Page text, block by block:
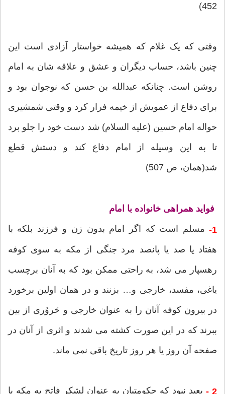
452)
وقتی که یک غلام که همیشه خواستار آزادی است این
چنین باشد، حساب دیگران و عشق و علاقه شان به امام
روشن است. چنانکه عبدالله بن حسن که نوجوان بود و
برای دفاع از عمویش از خیمه فرار کرد و وقتی شمشیری
حواله امام حسین (علیه السلام) شد دست خود را جلو برد
تا به این وسیله از امام دفاع کند و دستش قطع
شد(همان، ص 507)
فواید همراهی خانواده با امام
1- مسلم است که اگر امام بدون زن و فرزند بلکه با
هفتاد یا صد یا پانصد مرد جنگی از مکه به سوی کوفه
رهسپار می شد، به راحتی ممکن بود که به آنان برچسب
یاغی، مفسد، خارجی و… بزنند و در همان اولین برخورد
در بیرون کوفه آنان را به عنوان خارجی و حَروُری از بین
ببرند که در این صورت کشته می شدند و اثری از آنان در
صفحه آن روز یا هر روز تاریخ باقی نمی ماند.
2 - بعید نبود که حکومتیان به عنوان لشکر فاتح به مکه یا